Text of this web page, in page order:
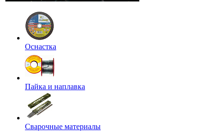
Оснастка
Пайка и наплавка
Сварочные материалы